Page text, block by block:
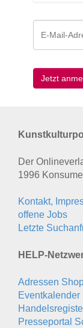
Der
1996
Kontakt,
offene Jobs
Letzte
HELP-
Adressen
Eventkalender
Presseportal